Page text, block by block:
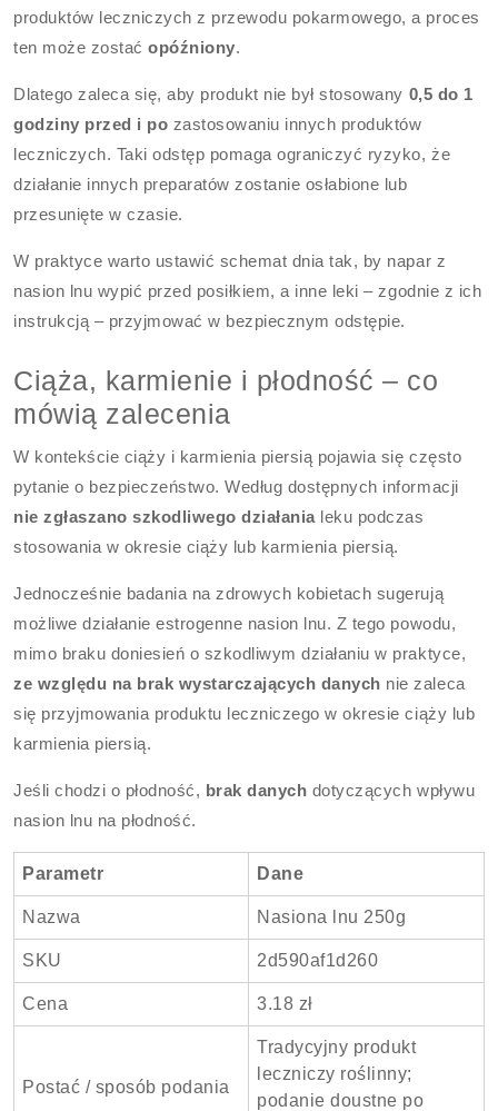
produktów leczniczych z przewodu pokarmowego, a proces
ten może zostaćopóźniony.
Dlatego zaleca się, aby produkt nie był stosowany 0,5 do 1
godziny przed i po zastosowaniu innych produktów
leczniczych. Taki odstęp pomaga ograniczyć ryzyko, że
działanie innych preparatów zostanie osłabione lub
przesunięte w czasie.
W praktyce warto ustawić schemat dnia tak, by napar z
nasion lnu wypić przed posiłkiem, a inne leki – zgodnie z ich
instrukcją – przyjmować w bezpiecznym odstępie.
Ciąża, karmienie i płodność – co
mówią zalecenia
W kontekście ciąży i karmienia piersią pojawia się często
pytanie o bezpieczeństwo. Według dostępnych informacji
nie zgłaszano szkodliwego działania leku podczas
stosowania w okresie ciąży lub karmienia piersią.
Jednocześnie badania na zdrowych kobietach sugerują
możliwe działanie estrogenne nasion lnu. Z tego powodu,
mimo braku doniesień o szkodliwym działaniu w praktyce,
ze względu na brak wystarczających danych nie zaleca
się przyjmowania produktu leczniczego w okresie ciąży lub
karmienia piersią.
Jeśli chodzi o płodność, brak danych dotyczących wpływu
nasion lnu na płodność.
Parametr Dane
Nazwa Nasiona lnu 250g
SKU 2d590af1d260
Cena 3.18 zł
Postać / sposób podania
Tradycyjny produkt
leczniczy roślinny;
podanie doustne po